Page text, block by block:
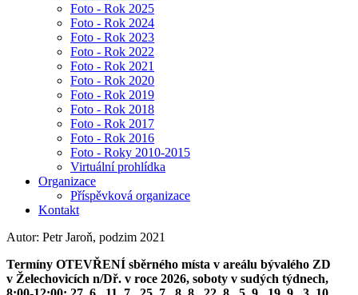
Foto - Rok 2025
Foto - Rok 2024
Foto - Rok 2023
Foto - Rok 2022
Foto - Rok 2021
Foto - Rok 2020
Foto - Rok 2019
Foto - Rok 2018
Foto - Rok 2017
Foto - Rok 2016
Foto - Roky 2010-2015
Virtuální prohlídka
Organizace
Příspěvková organizace
Kontakt
Autor: Petr Jaroň, podzim 2021
Termíny OTEVŘENÍ sběrného místa v areálu bývalého ZD
v Želechovicích n/Dř. v roce 2026, soboty v sudých týdnech,